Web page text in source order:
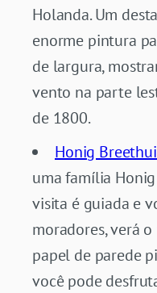
Holanda. Um
enorme pintura
de largura,
vento na parte
de 1800.
Honig
uma família
visita é guiada e
moradores, verá
papel de parede
você pode